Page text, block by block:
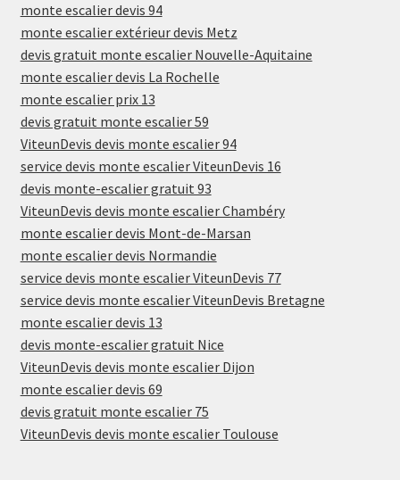
monte escalier devis 94
monte escalier extérieur devis Metz
devis gratuit monte escalier Nouvelle-Aquitaine
monte escalier devis La Rochelle
monte escalier prix 13
devis gratuit monte escalier 59
ViteunDevis devis monte escalier 94
service devis monte escalier ViteunDevis 16
devis monte-escalier gratuit 93
ViteunDevis devis monte escalier Chambéry
monte escalier devis Mont-de-Marsan
monte escalier devis Normandie
service devis monte escalier ViteunDevis 77
service devis monte escalier ViteunDevis Bretagne
monte escalier devis 13
devis monte-escalier gratuit Nice
ViteunDevis devis monte escalier Dijon
monte escalier devis 69
devis gratuit monte escalier 75
ViteunDevis devis monte escalier Toulouse